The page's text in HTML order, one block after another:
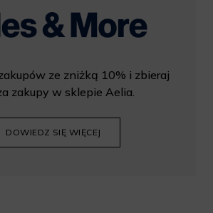
ze zniżką 10% i zbieraj
zakupy w sklepie Aelia.
DOWIEDZ SIĘ WIĘCEJ